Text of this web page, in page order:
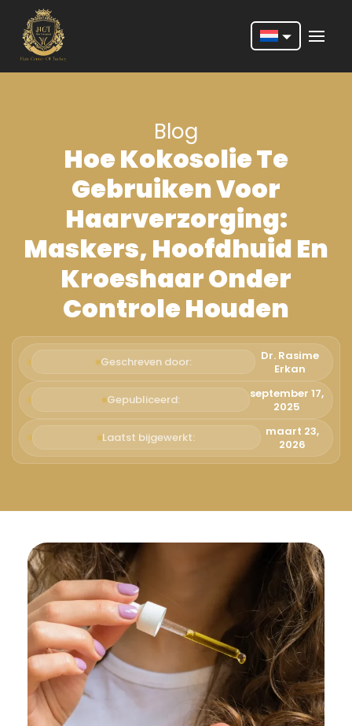
Deutsch
Português
Español
Türkçe
Italiano
Română
Русский
Български
Blog
Hoe Kokosolie Te
Gebruiken Voor
Haarverzorging:
Maskers, Hoofdhuid En
Kroeshaar Onder
Controle Houden
Geschreven door:
Dr. Rasime
Erkan
Gepubliceerd:
september 17,
2025
Laatst bijgewerkt:
maart 23,
2026